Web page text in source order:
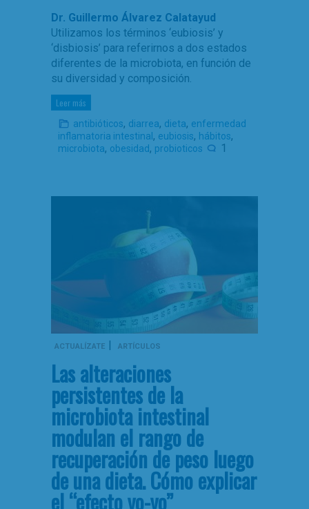
Dr. Guillermo Álvarez Calatayud
Utilizamos los términos ‘eubiosis’ y
‘disbiosis’ para referirnos a dos estados
diferentes de la microbiota, en función de
su diversidad y composición.
Leer más
antibióticos, diarrea, dieta, enfermedad
inflamatoria intestinal , eubiosis, hábitos,
microbiota, obesidad, probioticos 1
ACTUALÍZATE | ARTÍCULOS
Las alteraciones
persistentes de la
microbiota intestinal
modulan el rango de
recuperación de peso luego
de una dieta. Cómo explicar
el “efecto yo-yo”